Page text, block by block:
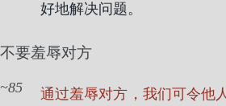
好地解决问题。
不要羞辱对方
85
通过羞辱对方，我们可令他